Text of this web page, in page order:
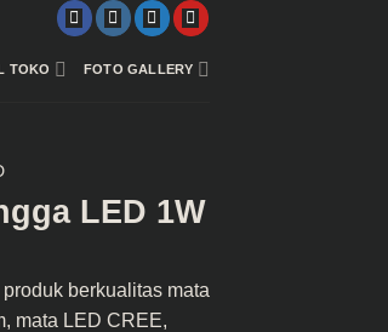
TOKO FOTO GALLERY
LED 1W
produk berkualitas mata
mata LED CREE,